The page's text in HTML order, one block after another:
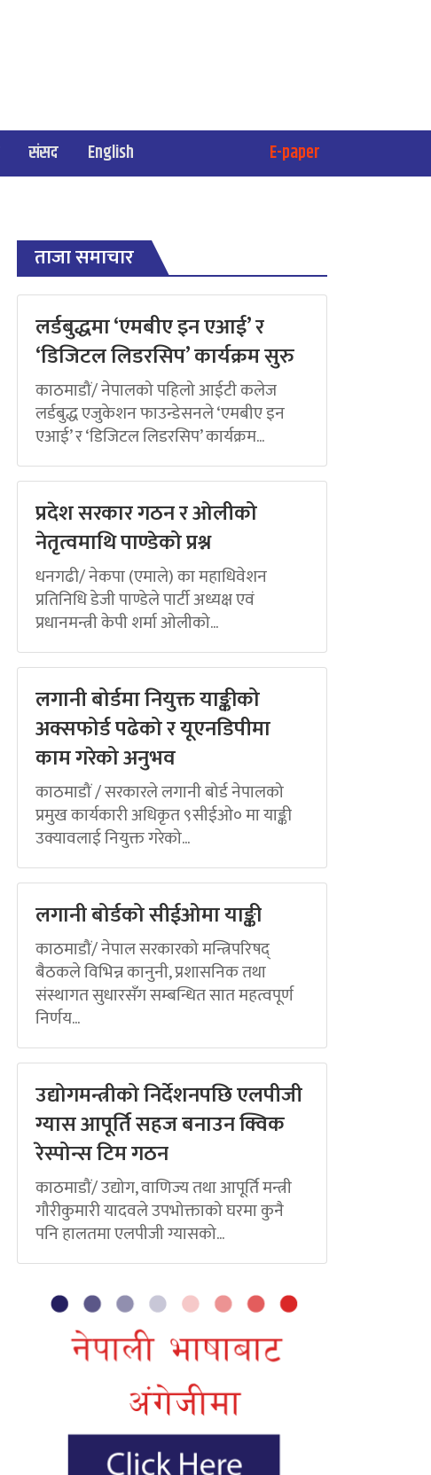
संसद English E-paper
ताजा समाचार
लर्डबुद्धमा ‘एमबीए इन एआई’ र
‘डिजिटल लिडरसिप’ कार्यक्रम सुरु
काठमाडौं/ नेपालको पहिलो आईटी कलेज
लर्डबुद्ध एजुकेशन फाउन्डेसनले ‘एमबीए इन
एआई’ र ‘डिजिटल लिडरसिप’ कार्यक्रम...
प्रदेश सरकार गठन र ओलीको
नेतृत्वमाथि पाण्डेको प्रश्न
धनगढी/ नेकपा (एमाले) का महाधिवेशन
प्रतिनिधि डेजी पाण्डेले पार्टी अध्यक्ष एवं
प्रधानमन्त्री केपी शर्मा ओलीको...
लगानी बोर्डमा नियुक्त याङ्कीको
अक्सफोर्ड पढेको र यूएनडिपीमा
काम गरेको अनुभव
काठमाडौं / सरकारले लगानी बोर्ड नेपालको
प्रमुख कार्यकारी अधिकृत ९सीईओ० मा याङ्की
उक्यावलाई नियुक्त गरेको...
लगानी बोर्डको सीईओमा याङ्की
काठमाडौं/ नेपाल सरकारको मन्त्रिपरिषद्
बैठकले विभिन्न कानुनी, प्रशासनिक तथा
संस्थागत सुधारसँग सम्बन्धित सात महत्वपूर्ण
निर्णय...
उद्योगमन्त्रीको निर्देशनपछि एलपीजी
ग्यास आपूर्ति सहज बनाउन क्विक
रेस्पोन्स टिम गठन
काठमाडौं/ उद्योग, वाणिज्य तथा आपूर्ति मन्त्री
गौरीकुमारी यादवले उपभोक्ताको घरमा कुनै
पनि हालतमा एलपीजी ग्यासको...